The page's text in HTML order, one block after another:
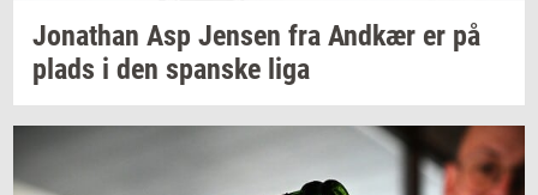
Jo­nat­han Asp Jen­sen fra And­kær er på
plads i den span­ske liga